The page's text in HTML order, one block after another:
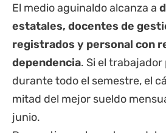
El medio aguinaldo alcanza a
estatales, docentes de
registrados y personal con
dependencia. Si el
durante todo el semestre, el
mitad del mejor sueldo
junio.